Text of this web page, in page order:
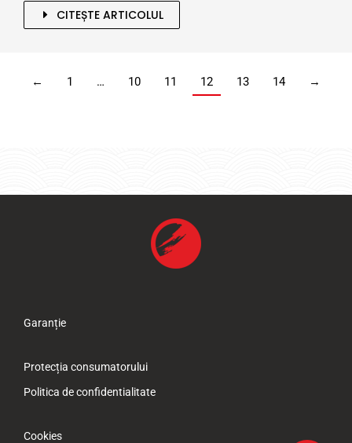
CITEȘTE ARTICOLUL
← 1 … 10 11 12 13 14 →
Garanție
Protecția consumatorului
Politica de confidentialitate
Cookies